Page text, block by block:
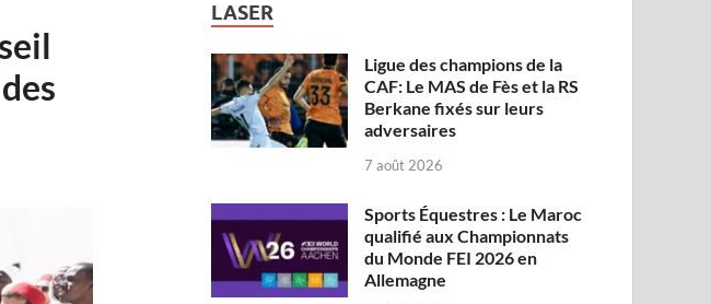
LASER
Ligue des champions de la
CAF: Le MAS de Fès et la RS
Berkane fixés sur leurs
adversaires
7 août 2026
Sports Équestres : Le Maroc
qualifié aux Championnats
du Monde FEI 2026 en
Allemagne